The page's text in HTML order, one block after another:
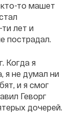
то машет
лет и
пострадал.
Когда я
я не думал ни
и я смог
Геворг
дочерей.